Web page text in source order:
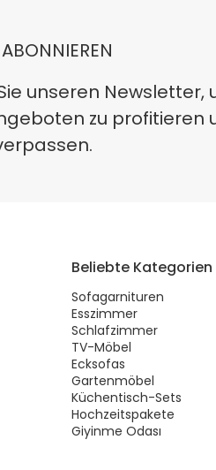
unseren Newsletter,
zu profitieren
Beliebte Kategorien
Sofagarnituren
Esszimmer
Schlafzimmer
TV-Möbel
Ecksofas
Gartenmöbel
Küchentisch-Sets
Hochzeitspakete
Giyinme Odası